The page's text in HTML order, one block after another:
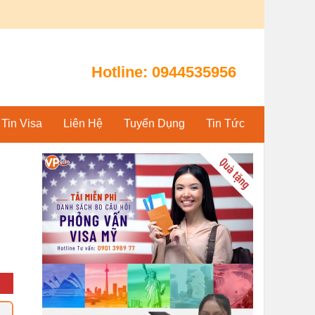
Hotline: 0944535956
Tin Visa Liên Hệ Tuyển Dụng Tin Tức